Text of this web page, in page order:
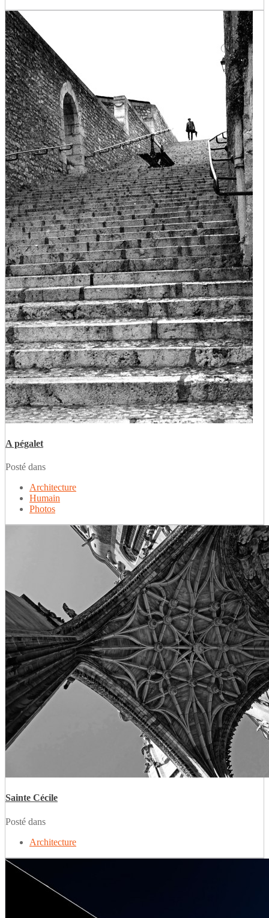
A pégalet
Posté dans
Architecture
Humain
Photos
Sainte Cécile
Posté dans
Architecture